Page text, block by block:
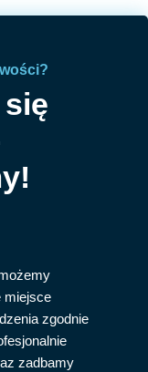
miejsce
zgodnie
zadbamy